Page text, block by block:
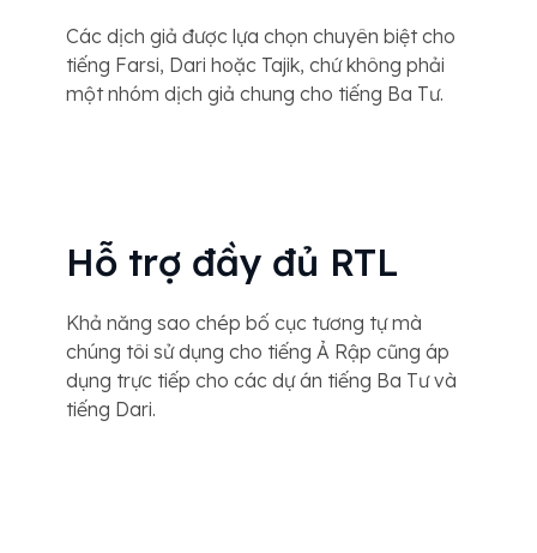
Các dịch giả được lựa chọn chuyên biệt cho
tiếng Farsi, Dari hoặc Tajik, chứ không phải
một nhóm dịch giả chung cho tiếng Ba Tư.
Hỗ trợ đầy đủ RTL
Khả năng sao chép bố cục tương tự mà
chúng tôi sử dụng cho tiếng Ả Rập cũng áp
dụng trực tiếp cho các dự án tiếng Ba Tư và
tiếng Dari.